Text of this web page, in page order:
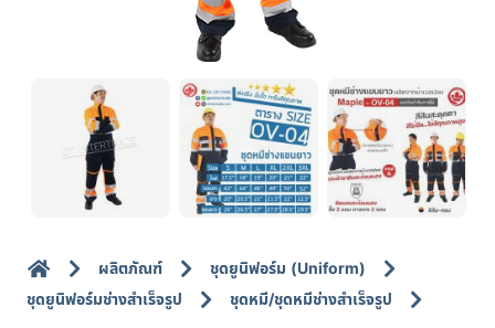
ผลิตภัณฑ์
ชุดยูนิฟอร์ม (Uniform)
ชุดยูนิฟอร์มช่างสำเร็จรูป
ชุดหมี/ชุดหมีช่างสำเร็จรูป